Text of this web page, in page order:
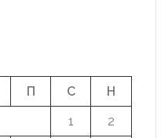
П С
Н
1
2